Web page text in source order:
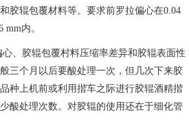
胶辊包覆材料等。要求前罗拉偏心在0.04
内。
、胶辊包覆村料压缩率差异和胶辊表面性
三个月以后要酸处理一次，但几次下来胶
种上机前或利用揩车之际进行胶辊酒精揩
酸处理次数。对胶辊的使用还在于细化管